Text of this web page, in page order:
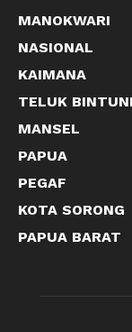
MANOKWARI
NASIONAL
KAIMANA
TELUK BINTUNI
MANSEL
PAPUA
PEGAF
KOTA SORONG
PAPUA BARAT